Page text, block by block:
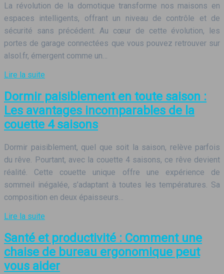
La révolution de la domotique transforme nos maisons en
espaces intelligents, offrant un niveau de contrôle et de
sécurité sans précédent. Au cœur de cette évolution, les
portes de garage connectées que vous pouvez retrouver sur
alsol.fr, émergent comme un…
Lire la suite
Dormir paisiblement en toute saison :
Les avantages incomparables de la
couette 4 saisons
Dormir paisiblement, quel que soit la saison, relève parfois
du rêve. Pourtant, avec la couette 4 saisons, ce rêve devient
réalité. Cette couette unique offre une expérience de
sommeil inégalée, s’adaptant à toutes les températures. Sa
composition en deux épaisseurs…
Lire la suite
Santé et productivité : Comment une
chaise de bureau ergonomique peut
vous aider